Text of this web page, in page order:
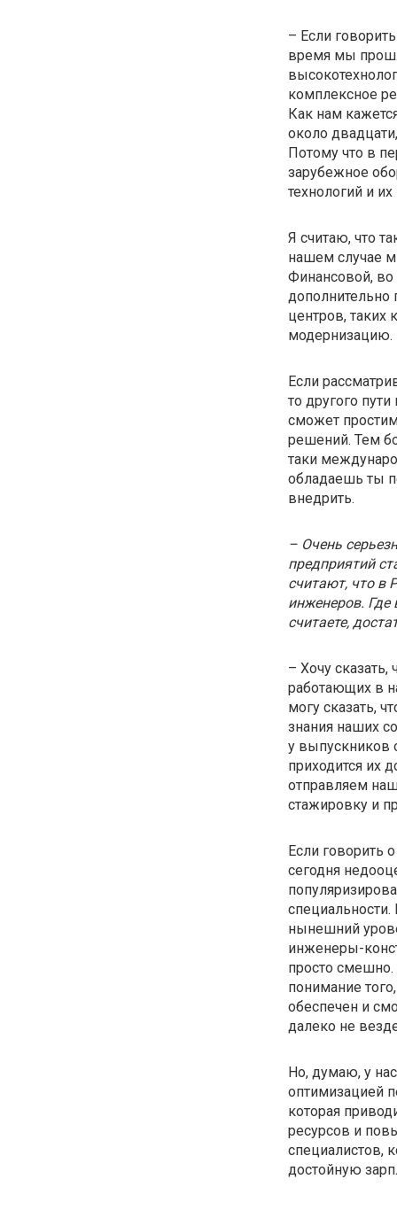
– Если
время мы
комплексное
Как нам
около
Потому что в
зарубежное
технологий и
Я считаю, что
нашем случае
Финансовой, во
дополнительно
центров,
модернизацию.
Если
то другого
сможет
решений. Тем
таки
обладаешь ты
внедрить.
– Очень
предприятий
считают, что в
инженеров.
считаете,
– Хочу
работающих в
могу сказать,
знания наших
у выпускников
приходится их
отправляем
стажировку и
Если говорить
сегодня
нынешний
инженеры-
просто
понимание
обеспечен и
далеко не
Но, думаю, у
оптимизацией
которая
ресурсов и
специалистов,
достойную